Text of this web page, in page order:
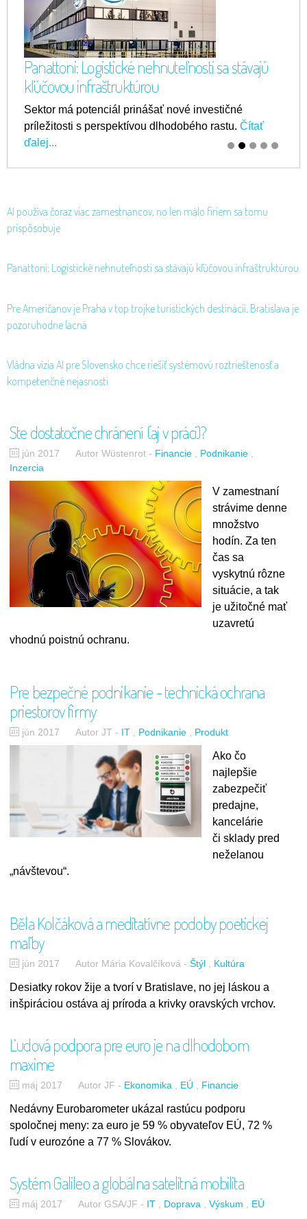
zamestnancov, no len málo firiem sa tomu
prispôsobuje
Experti predpokladajú, že k výraznejšej automatizácii
práce dôjde do troch rokov. Čítať ďalej...
Panattoni: Logistické nehnuteľnosti sa stávajú
kľúčovou infraštruktúrou
Sektor má potenciál prinášať nové investičné
príležitosti s perspektívou dlhodobého rastu. Čítať
ďalej...
AI používa čoraz viac zamestnancov, no len málo firiem sa tomu
prispôsobuje
Panattoni: Logistické nehnuteľnosti sa stávajú kľúčovou infraštruktúrou
Pre Američanov je Praha v top trojke turistických destinácií, Bratislava je
pozoruhodne lacná
Vládna vízia AI pre Slovensko chce riešiť systémovú roztrieštenosť a
kompetenčné nejasnosti
Ste dostatočne chránení (aj v práci)?
jún 2017 Autor Wüstenrot- Financie
Podnikanie
Inzercia
V zamestnaní
strávime denne
množstvo
hodín. Za ten
čas sa
vyskytnú rôzne
situácie, a tak
je užitočné mať
uzavretú
vhodnú poistnú ochranu.
Pre bezpečné podnikanie - technická ochrana
priestorov firmy
jún 2017 Autor JT- IT Podnikanie Produkt
Ako čo
najlepšie
zabezpečiť
predajne,
kancelárie
či sklady pred
neželanou
„návštevou“.
Běla Kolčáková a meditatívne podoby poetickej
maľby
jún 2017 Autor Mária Kovalčíková-Štýl Kultúra
Desiatky rokov žije a tvorí v Bratislave, no jej láskou a
inšpiráciou ostáva aj príroda a krivky oravských vrchov.
Ľudová podpora pre euro je na dlhodobom
maxime
máj 2017 Autor JF- Ekonomika EÚ Financie
Nedávny Eurobarometer ukázal rastúcu podporu
spoločnej meny: za euro je 59 % obyvateľov EÚ, 72 %
ľudí v eurozóne a 77 % Slovákov.
Systém Galileo a globálna satelitná mobilita
máj 2017 Autor GSA/JF- IT Doprava Výskum EÚ